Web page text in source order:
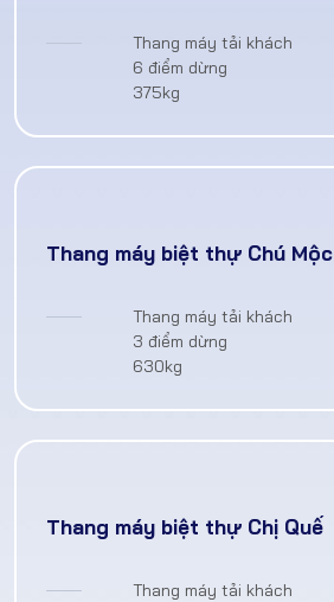
Thang máy tải khách
6 điểm dừng
375kg
Thang máy biệt thự Chú Mộc
Thang máy tải khách
3 điểm dừng
630kg
Thang máy biệt thự Chị Quế
Thang máy tải khách